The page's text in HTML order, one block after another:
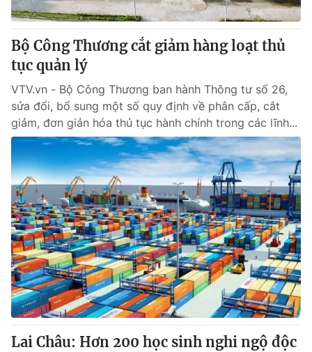
® Cấm sao chép dưới mọi hình thức nếu không có sự chấp
thuận bằng văn bản. Ghi rõ nguồn VTV.vn khi phát hành lại
thông tin từ website này.
Bộ Công Thương cắt giảm hàng loạt thủ
tục quản lý
VTV.vn - Bộ Công Thương ban hành Thông tư số 26,
sửa đổi, bổ sung một số quy định về phân cấp, cắt
giảm, đơn giản hóa thủ tục hành chính trong các lĩnh...
Lai Châu: Hơn 200 học sinh nghi ngộ độc